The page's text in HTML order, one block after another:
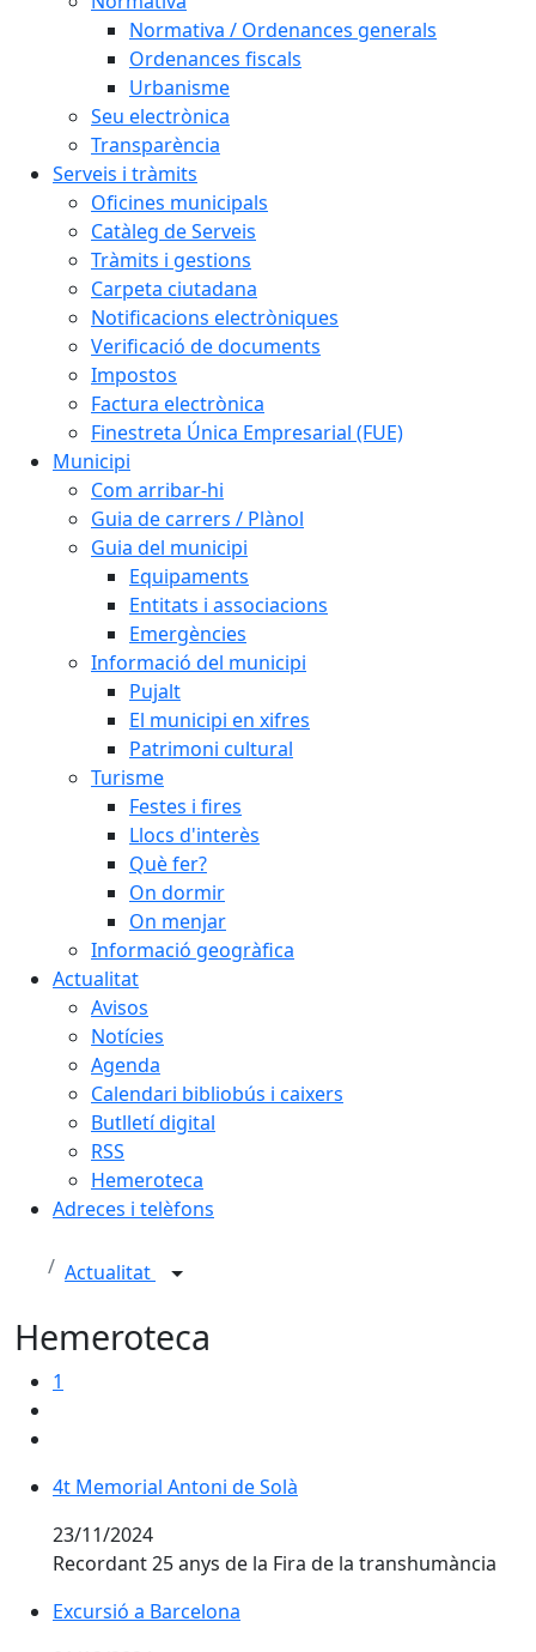
Normativa / Ordenances generals
Ordenances fiscals
Urbanisme
Seu electrònica
Transparència
Serveis i tràmits
Oficines municipals
Catàleg de Serveis
Tràmits i gestions
Carpeta ciutadana
Notificacions electròniques
Verificació de documents
Impostos
Factura electrònica
Finestreta Única Empresarial (FUE)
Municipi
Com arribar-hi
Guia de carrers / Plànol
Guia del municipi
Equipaments
Entitats i associacions
Emergències
Informació del municipi
Pujalt
El municipi en xifres
Patrimoni cultural
Turisme
Festes i fires
Llocs d'interès
Què fer?
On dormir
On menjar
Informació geogràfica
Actualitat
Avisos
Notícies
Agenda
Calendari bibliobús i caixers
Butlletí digital
RSS
Hemeroteca
Adreces i telèfons
Actualitat
Hemeroteca
1
4t Memorial Antoni de Solà
4t Memorial Antoni de Solà
23/11/2024
Recordant 25 anys de la Fira de la transhumància
Excursió a Barcelona
Excursió a Barcelona